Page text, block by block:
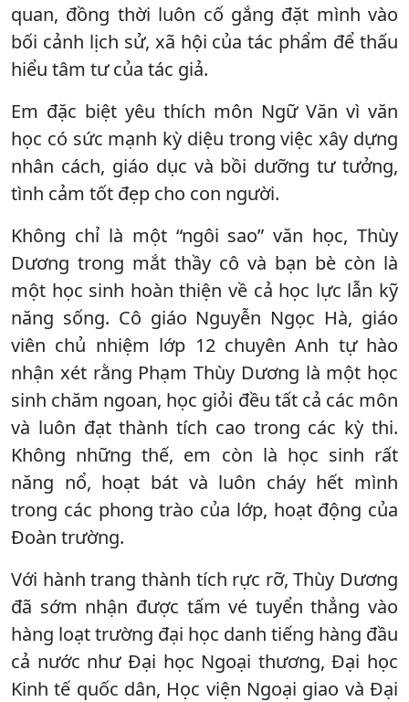
quan, đồng thời luôn cố gắng đặt mình vào
bối cảnh lịch sử, xã hội của tác phẩm để thấu
hiểu tâm tư của tác giả.
Em đặc biệt yêu thích môn Ngữ Văn vì văn
học có sức mạnh kỳ diệu trong việc xây dựng
nhân cách, giáo dục và bồi dưỡng tư tưởng,
tình cảm tốt đẹp cho con người.
Không chỉ là một “ngôi sao” văn học, Thùy
Dương trong mắt thầy cô và bạn bè còn là
một học sinh hoàn thiện về cả học lực lẫn kỹ
năng sống. Cô giáo Nguyễn Ngọc Hà, giáo
viên chủ nhiệm lớp 12 chuyên Anh tự hào
nhận xét rằng Phạm Thùy Dương là một học
sinh chăm ngoan, học giỏi đều tất cả các môn
và luôn đạt thành tích cao trong các kỳ thi.
Không những thế, em còn là học sinh rất
năng nổ, hoạt bát và luôn cháy hết mình
trong các phong trào của lớp, hoạt động của
Đoàn trường.
Với hành trang thành tích rực rỡ, Thùy Dương
đã sớm nhận được tấm vé tuyển thẳng vào
hàng loạt trường đại học danh tiếng hàng đầu
cả nước như Đại học Ngoại thương, Đại học
Kinh tế quốc dân, Học viện Ngoại giao và Đại